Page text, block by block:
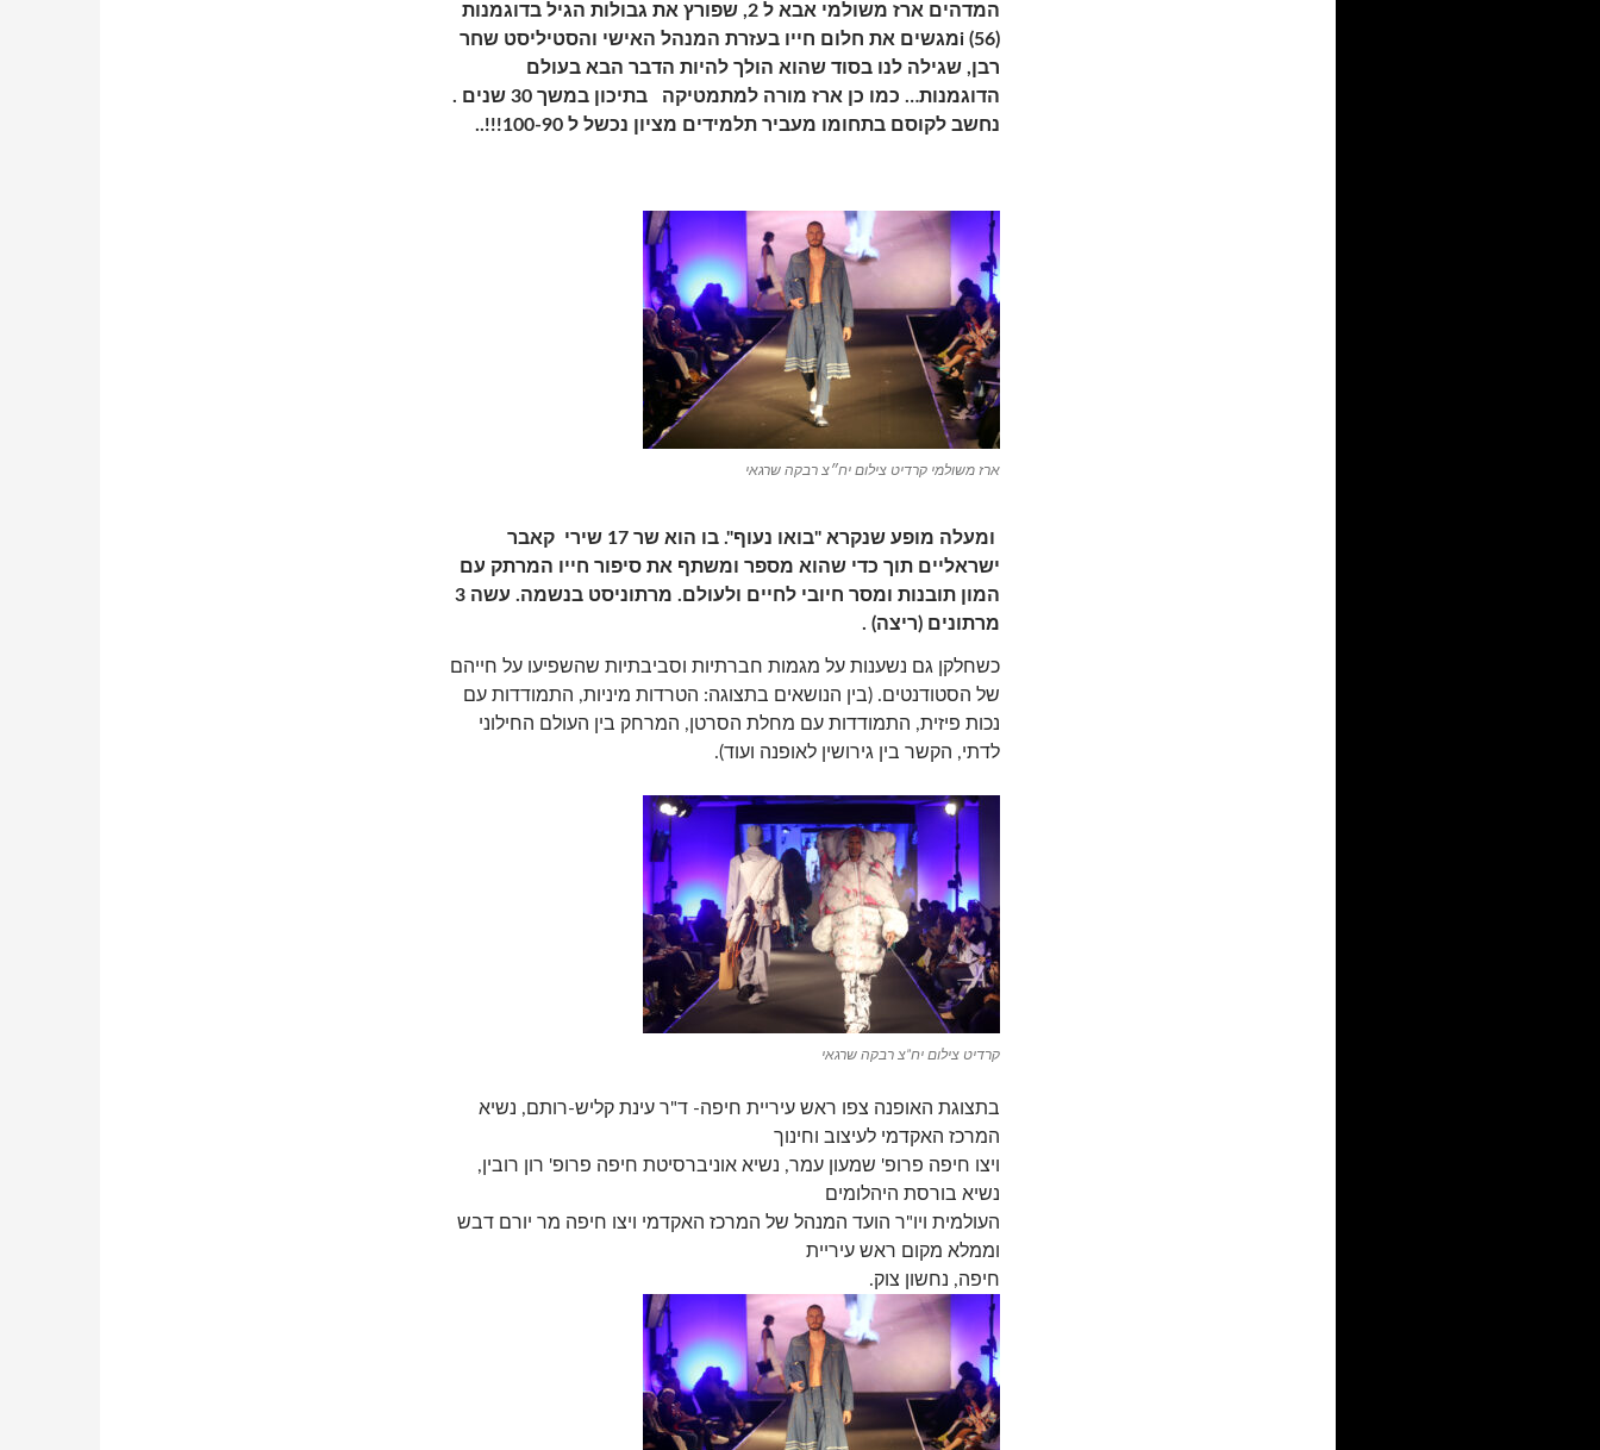
המדהים ארז משולמי אבא ל 2, שפורץ את גבולות הגיל בדוגמנות
(56) iמגשים את חלום חייו בעזרת המנהל האישי והסטיליסט שחר
רבן, שגילה לנו בסוד שהוא הולך להיות הדבר הבא בעולם
הדוגמנות… כמו כן ארז מורה למתמטיקה בתיכון במשך 30 שנים .
נחשב לקוסם בתחומו מעביר תלמידים מציון נכשל ל 100-90!!!..
ארז משולמי קרדיט צילום יח״צ רבקה שרגאי
ומעלה מופע שנקרא "בואו נעוף". בו הוא שר 17 שירי קאבר
ישראליים תוך כדי שהוא מספר ומשתף את סיפור חייו המרתק עם
המון תובנות ומסר חיובי לחיים ולעולם. מרתוניסט בנשמה. עשה 3
מרתונים (ריצה) .
כשחלקן גם נשענות על מגמות חברתיות וסביבתיות שהשפיעו על חייהם
של הסטודנטים. (בין הנושאים בתצוגה: הטרדות מיניות, התמודדות עם
נכות פיזית, התמודדות עם מחלת הסרטן, המרחק בין העולם החילוני
לדתי, הקשר בין גירושין לאופנה ועוד).
קרדיט צילום יח”צ רבקה שרגאי
בתצוגת האופנה צפו ראש עיריית חיפה- ד"ר עינת קליש-רותם, נשיא
המרכז האקדמי לעיצוב וחינוך
ויצו חיפה פרופ' שמעון עמר, נשיא אוניברסיטת חיפה פרופ' רון רובין,
נשיא בורסת היהלומים
העולמית ויו"ר הועד המנהל של המרכז האקדמי ויצו חיפה מר יורם דבש
וממלא מקום ראש עיריית
חיפה, נחשון צוק.